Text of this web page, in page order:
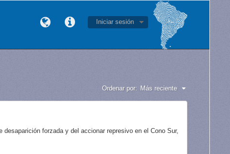
Iniciar sesión
Ordenar por: Más reciente
forzada y del accionar represivo en el Cono Sur,